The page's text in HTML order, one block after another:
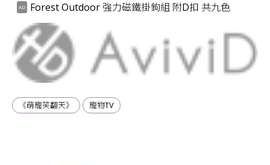
Forest Outdoor 強力磁鐵掛鉤組 附D扣 共九色
《萌寵笑翻天》 寵物TV